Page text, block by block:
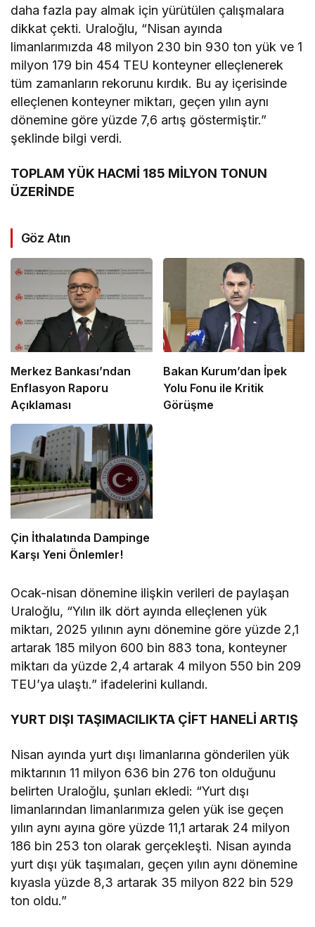
daha fazla pay almak için yürütülen çalışmalara
dikkat çekti. Uraloğlu, “Nisan ayında
limanlarımızda 48 milyon 230 bin 930 ton yük ve 1
milyon 179 bin 454 TEU konteyner elleçlenerek
tüm zamanların rekorunu kırdık. Bu ay içerisinde
elleçlenen konteyner miktarı, geçen yılın aynı
dönemine göre yüzde 7,6 artış göstermiştir.”
şeklinde bilgi verdi.
TOPLAM YÜK HACMİ 185 MİLYON TONUN
ÜZERİNDE
Göz Atın
Merkez Bankası’ndan
Enflasyon Raporu
Açıklaması
Bakan Kurum’dan İpek
Yolu Fonu ile Kritik
Görüşme
Çin İthalatında Dampinge
Karşı Yeni Önlemler!
Ocak-nisan dönemine ilişkin verileri de paylaşan
Uraloğlu, “Yılın ilk dört ayında elleçlenen yük
miktarı, 2025 yılının aynı dönemine göre yüzde 2,1
artarak 185 milyon 600 bin 883 tona, konteyner
miktarı da yüzde 2,4 artarak 4 milyon 550 bin 209
TEU’ya ulaştı.” ifadelerini kullandı.
YURT DIŞI TAŞIMACILIKTA ÇİFT HANELİ ARTIŞ
Nisan ayında yurt dışı limanlarına gönderilen yük
miktarının 11 milyon 636 bin 276 ton olduğunu
belirten Uraloğlu, şunları ekledi: “Yurt dışı
limanlarından limanlarımıza gelen yük ise geçen
yılın aynı ayına göre yüzde 11,1 artarak 24 milyon
186 bin 253 ton olarak gerçekleşti. Nisan ayında
yurt dışı yük taşımaları, geçen yılın aynı dönemine
kıyasla yüzde 8,3 artarak 35 milyon 822 bin 529
ton oldu.”